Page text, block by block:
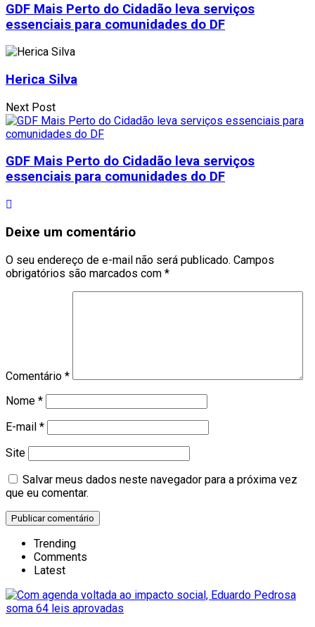
GDF Mais Perto do Cidadão leva serviços
essenciais para comunidades do DF
Herica Silva
Next Post
GDF Mais Perto do Cidadão leva serviços
essenciais para comunidades do DF
Deixe um comentário
O seu endereço de e-mail não será publicado. Campos
obrigatórios são marcados com *
Comentário *
Nome *
E-mail *
Site
Salvar meus dados neste navegador para a próxima vez
que eu comentar.
Trending
Comments
Latest